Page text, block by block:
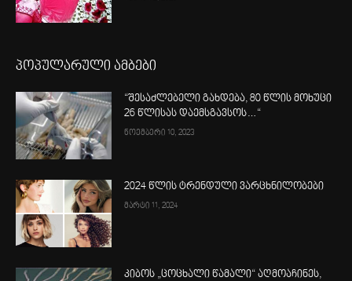
პოპულარული ამბები
“შესაძლებელი გახდება, 80 წლის მოხუცი
26 წლისას დაემსგავსოს…“
ნოემბერი 10, 2023
2024 წლის ტრენდული ვარცხნილობები
მარტი 11, 2024
კიბოს „ცოცხალი წამალი“ აღმოაჩინეს,